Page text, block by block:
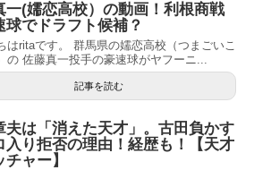
一(嬬恋高校）の動画！利根商戦
球でドラフト候補？
はritaです。 群馬県の嬬恋高校（つまごいこ
の 佐藤真一投手の豪速球がヤフーニ...
記事を読む
夫は「消えた天才」。古田負かす
入り拒否の理由！経歴も！【天才
ャー】